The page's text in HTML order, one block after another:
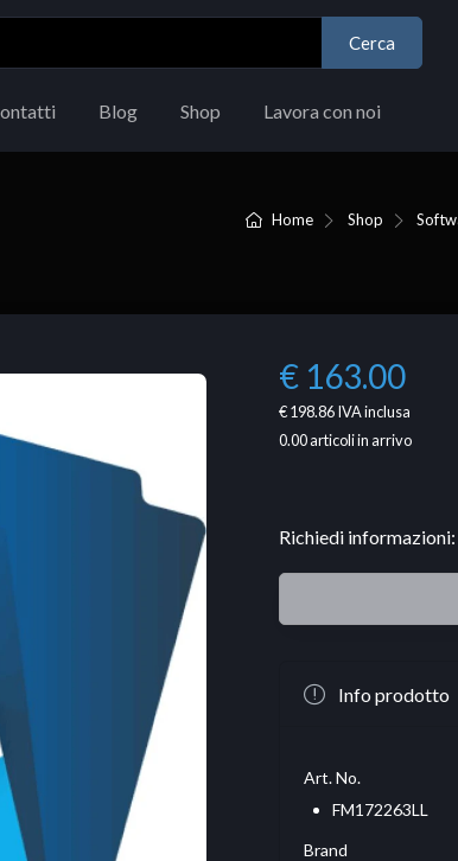
Cerca
Blog Shop Lavora con noi
Home Shop
€ 163.00
€ 198.86IVA inclusa
0.00articoli in arrivo
Richiedi informazioni:
Info prodotto
Art. No.
FM172263LL
Brand